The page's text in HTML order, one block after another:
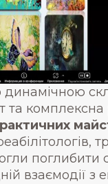
та
поглибити
взаємодії з